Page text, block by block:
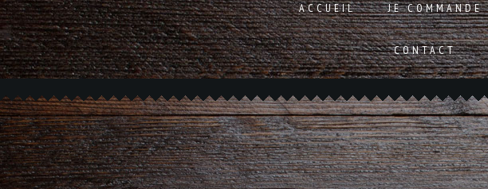
ACCUEIL JE COMMANDE
CONTACT